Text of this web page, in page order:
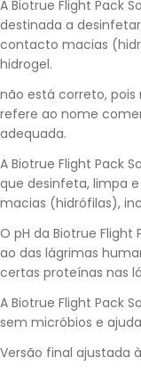
A Biotrue Flight Pack
destinada a
contacto macias
hidrogel.
não está correto,
refere ao nome
adequada.
A Biotrue Flight Pack
que desinfeta, limpa
macias (hidrófilas),
O pH da Biotrue
ao das lágrimas
certas proteínas nas
A Biotrue Flight Pack
sem micróbios e
Versão final ajustada